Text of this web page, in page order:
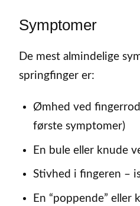
Symptomer
De mest almindelige
springfinger er:
Ømhed ved
første symptomer)
En bule eller knude
Stivhed i fingeren –
En “poppende” eller